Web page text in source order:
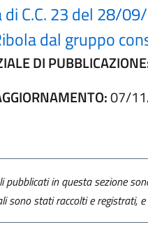
di C.C. 23 del 28/
dal gruppo
DI
07/
pubblicati in questa sezione
sono stati raccolti e registrati,